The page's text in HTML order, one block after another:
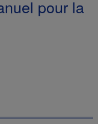
pour la